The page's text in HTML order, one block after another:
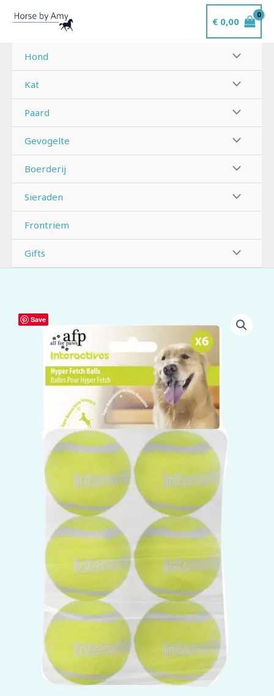
naar
inhoud
€0,00
Hond
Kat
Paard
Gevogelte
Boerderij
Sieraden
Frontriem
Gifts
Save
AFP
Interactives